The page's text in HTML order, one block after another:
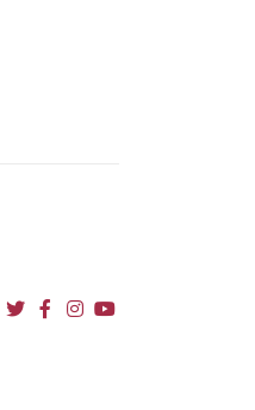
socialsocialsocialsocial